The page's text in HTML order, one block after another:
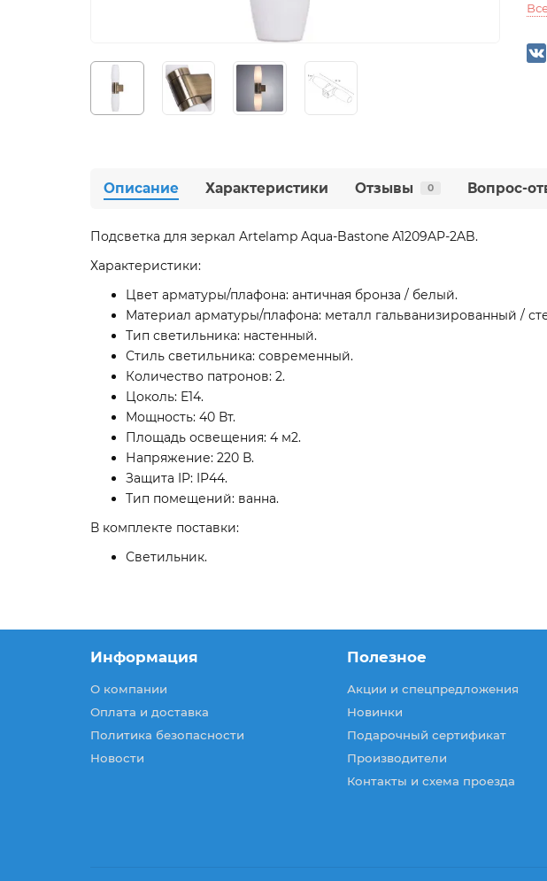
Описание Характеристики Отзывы 0 Вопрос-
Подсветка для зеркал Artelamp Aqua-Bastone A1209AP-2AB.
Характеристики:
Цвет арматуры/плафона: античная бронза / белый.
Материал арматуры/плафона: металл гальванизированный /
Тип светильника: настенный.
Стиль светильника: современный.
Количество патронов: 2.
Цоколь: E14.
Мощность: 40 Вт.
Площадь освещения: 4 м2.
Напряжение: 220 В.
Защита IP: IP44.
Тип помещений: ванна.
В комплекте поставки:
Светильник.
Информация
О компании
Оплата и доставка
Политика безопасности
Новости
Полезное
Акции и спецпредложения
Новинки
Подарочный сертификат
Производители
Контакты и схема проезда